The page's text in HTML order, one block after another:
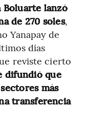
Boluarte lanzó
de 270 soles,
Yanapay de
días
reviste cierto
difundió que
más
transferencia